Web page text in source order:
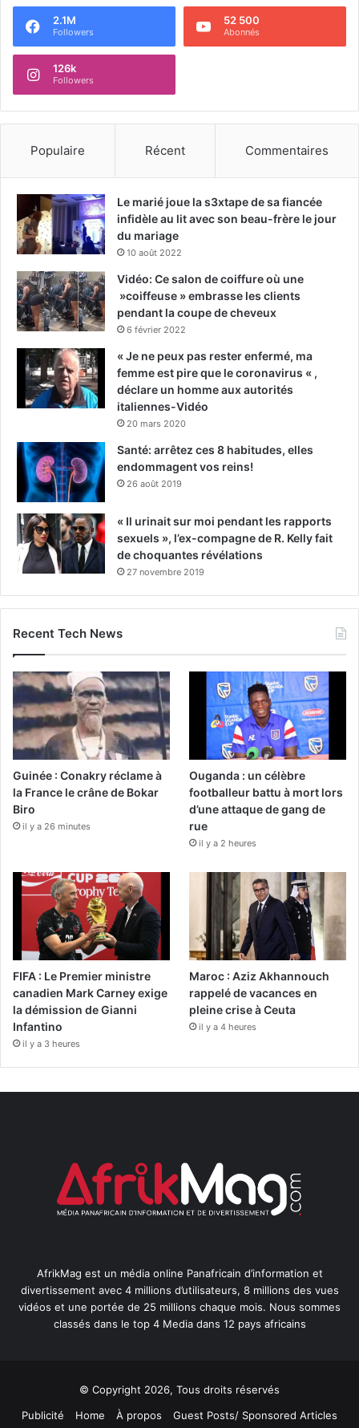
2.1M
Followers
52 500
Abonnés
126k
Followers
Populaire Récent Commentaires
Le marié joue la s3xtape de sa fiancée
infidèle au lit avec son beau-frère le jour
du mariage
10 août 2022
Vidéo: Ce salon de coiffure où une
»coiffeuse » embrasse les clients
pendant la coupe de cheveux
6 février 2022
« Je ne peux pas rester enfermé, ma
femme est pire que le coronavirus « ,
déclare un homme aux autorités
italiennes-Vidéo
20 mars 2020
Santé: arrêtez ces 8 habitudes, elles
endommagent vos reins!
26 août 2019
« Il urinait sur moi pendant les rapports
sexuels », l’ex-compagne de R. Kelly fait
de choquantes révélations
27 novembre 2019
Recent Tech News
Guinée : Conakry réclame à
la France le crâne de Bokar
Biro
il y a 26 minutes
Ouganda : un célèbre
footballeur battu à mort lors
d’une attaque de gang de
rue
il y a 2 heures
FIFA : Le Premier ministre
canadien Mark Carney exige
la démission de Gianni
Infantino
il y a 3 heures
Maroc : Aziz Akhannouch
rappelé de vacances en
pleine crise à Ceuta
il y a 4 heures
AfrikMag est un média online Panafricain d’information et
divertissement avec 4 millions d’utilisateurs, 8 millions des vues
vidéos et une portée de 25 millions chaque mois. Nous sommes
classés dans le top 4 Media dans 12 pays africains
© Copyright 2026, Tous droits réservés
Publicité
Home À propos Guest Posts/ Sponsored Articles